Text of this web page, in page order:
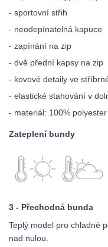
- sportovní střih
- neodepínatelná kapuce
- zapínání na zip
- dvě přední kapsy na zip
- kovové detaily ve
- elastické stahování v
- materiál: 100% polyester
Zateplení bundy
3 - Přechodná bunda
Teplý model pro chladné
nad nulou.